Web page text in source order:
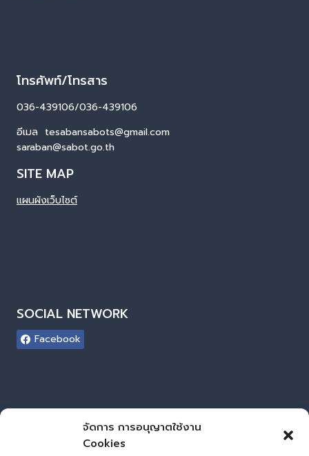
จัดการ การอนุญาตใช้งาน
Cookies
โทรศัพท์/โทรสาร
036-439106/036-439106
อีเมล tesabansabots@gmail.com
saraban@sabot.go.th
SITE MAP
แผนผังเว็บไซต์
SOCIAL NETWORK
Facebook
ผู้เยี่ยมชมเว็บไซต์
0